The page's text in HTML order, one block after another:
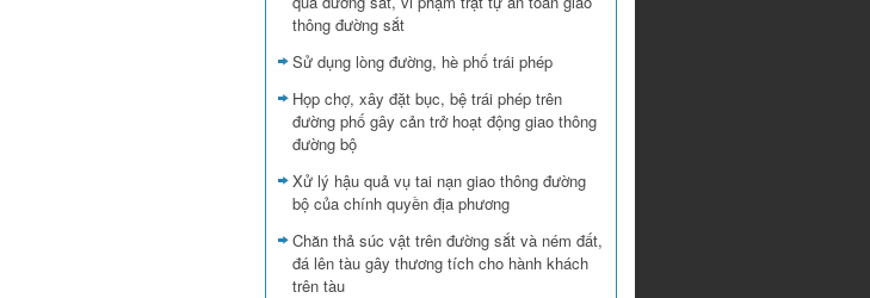
thông đường sắt
Sử dụng lòng đường, hè phố trái phép
Họp chợ, xây đặt bục, bệ trái phép trên
đường phố gây cản trở hoạt động giao thông
đường bộ
Xử lý hậu quả vụ tai nạn giao thông đường
bộ của chính quyền địa phương
Chăn thả súc vật trên đường sắt và ném đất,
đá lên tàu gây thương tích cho hành khách
trên tàu